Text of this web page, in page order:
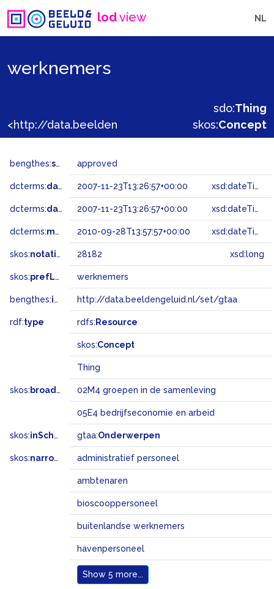
lodview NL
werknemers
sdo:Thing
skos:Concept
bengthes:status approved
dcterms:dateAccepted 2007-11-23T13:26:57+00:00 xsd:dateTime
dcterms:dateSubmitted 2007-11-23T13:26:57+00:00 xsd:dateTime
dcterms:modified 2010-09-28T13:57:57+00:00 xsd:dateTime
skos:notation 28182 xsd:long
skos:prefLabel werknemers
bengthes:inSet http://data.beeldengeluid.nl/set/gtaa
rdf:type rdfs: Resource
skos:Concept
Thing
skos: broadMatch 02M4 groepen in de samenleving
05E4 bedrijfseconomie en arbeid
skos:inScheme gtaa:Onderwerpen
skos:narrower administratief personeel
ambtenaren
bioscooppersoneel
buitenlandse werknemers
havenpersoneel
Show 5 more...